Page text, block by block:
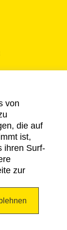
von
die auf
ist,
ihren Surf-
zur